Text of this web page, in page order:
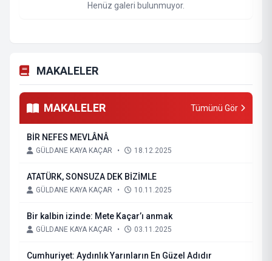
Henüz galeri bulunmuyor.
MAKALELER
MAKALELER Tümünü Gör
BİR NEFES MEVLÂNÂ
GÜLDANE KAYA KAÇAR • 18.12.2025
ATATÜRK, SONSUZA DEK BİZİMLE
GÜLDANE KAYA KAÇAR • 10.11.2025
Bir kalbin izinde: Mete Kaçar’ı anmak
GÜLDANE KAYA KAÇAR • 03.11.2025
Cumhuriyet: Aydınlık Yarınların En Güzel Adıdır